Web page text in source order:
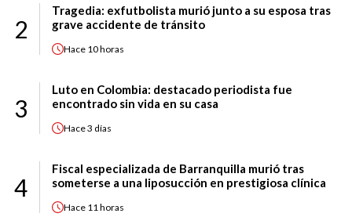
2
Tragedia: exfutbolista murió junto a su esposa tras
grave accidente de tránsito
Hace 10 horas
3
Luto en Colombia: destacado periodista fue
encontrado sin vida en su casa
Hace3 días
4
Fiscal especializada de Barranquilla murió tras
someterse a una liposucción en prestigiosa clínica
Hace 11 horas